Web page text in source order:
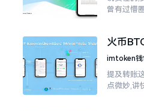
曾有过懵
火币
久？过
imtoken钱
提及转账
点微妙,讲